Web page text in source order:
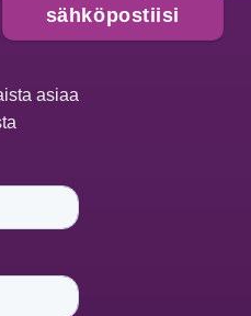
sähköpostiisi
asiaa